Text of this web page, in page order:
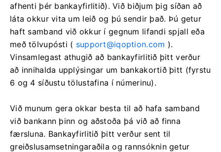
afhenti þér bankayfirlitið). Við biðjum þig síðan að
láta okkur vita um leið og þú sendir það. Þú getur
haft samband við okkur í gegnum lifandi spjall eða
með tölvupósti ( support@iqoption.com ).
Vinsamlegast athugið að bankayfirlitið þitt verður
að innihalda upplýsingar um bankakortið þitt (fyrstu
6 og 4 síðustu tölustafina í númerinu).
Við munum gera okkar besta til að hafa samband
við bankann þinn og aðstoða þá við að finna
færsluna. Bankayfirlitið þitt verður sent til
greiðslusamsetningaraðila og rannsóknin getur